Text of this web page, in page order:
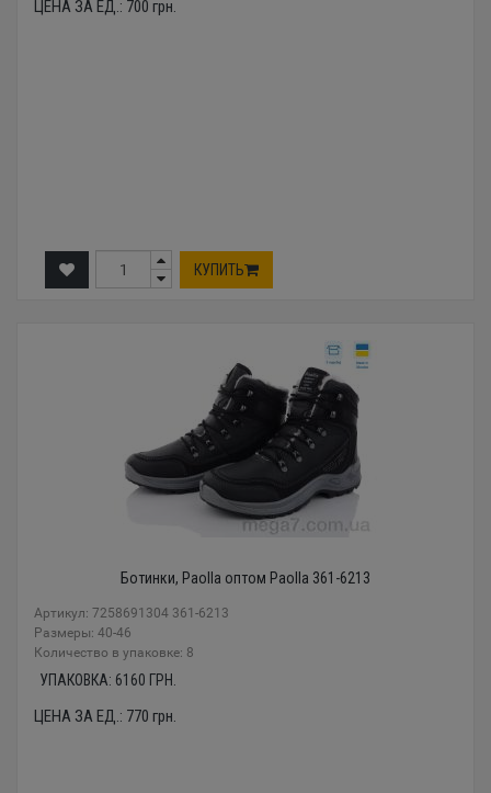
ЦЕНА ЗА ЕД.: 700 грн.
КУПИТЬ
Ботинки, Paolla оптом Paolla 361-6213
Артикул: 7258691304 361-6213
Размеры: 40-46
Количество в упаковке: 8
УПАКОВКА: 6160 ГРН.
ЦЕНА ЗА ЕД.: 770 грн.